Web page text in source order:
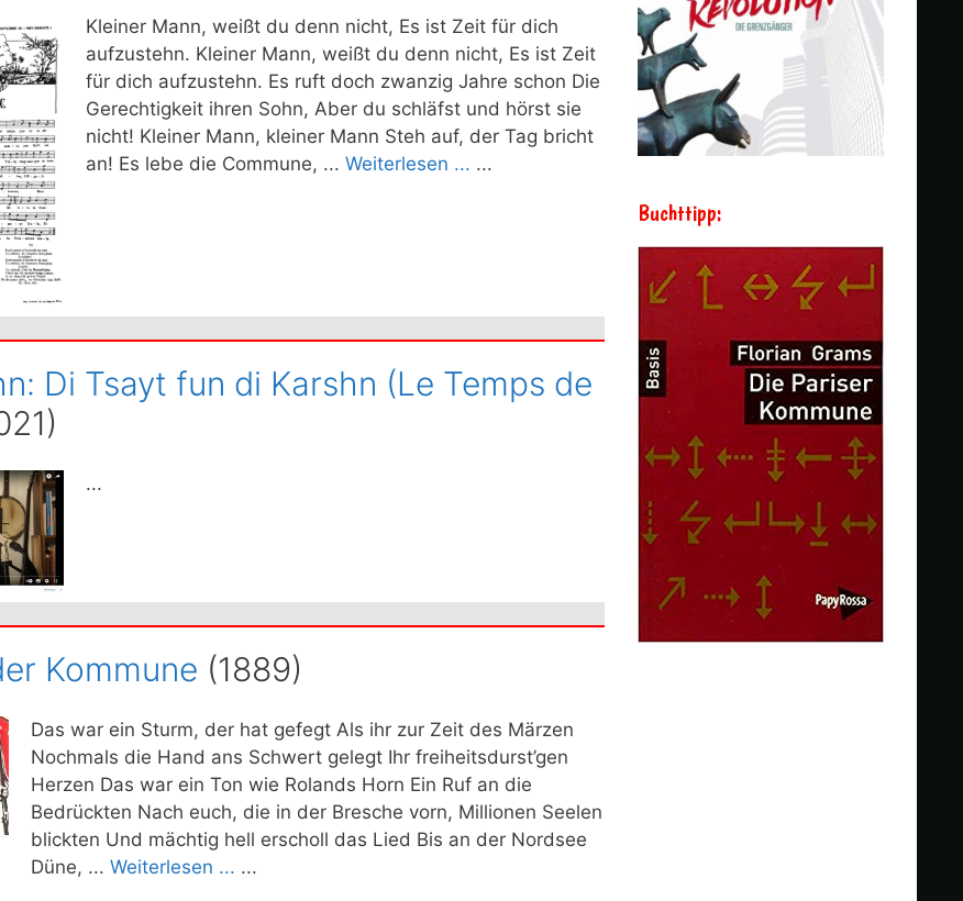
Kleiner Mann, weißt du denn nicht, Es ist Zeit für dich
aufzustehn. Kleiner Mann, weißt du denn nicht, Es ist Zeit
für dich aufzustehn. Es ruft doch zwanzig Jahre schon Die
Gerechtigkeit ihren Sohn, Aber du schläfst und hörst sie
nicht! Kleiner Mann, kleiner Mann Steh auf, der Tag bricht
an! Es lebe die Commune, ... Weiterlesen ... ...
Di Tsayt fun di Karshn (Le Temps de
...
Kommune (1889)
Das war ein Sturm, der hat gefegt Als ihr zur Zeit des Märzen
Nochmals die Hand ans Schwert gelegt Ihr freiheitsdurst’gen
Herzen Das war ein Ton wie Rolands Horn Ein Ruf an die
Bedrückten Nach euch, die in der Bresche vorn, Millionen Seelen
blickten Und mächtig hell erscholl das Lied Bis an der Nordsee
Düne, ... Weiterlesen ... ...
Buchttipp: